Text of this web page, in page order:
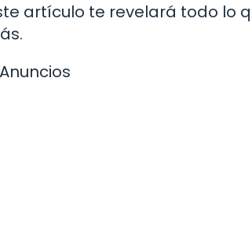
artículo te revelará todo lo
Anuncios